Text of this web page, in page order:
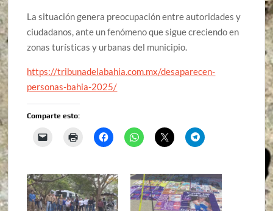
La situación genera preocupación entre autoridades y
ciudadanos, ante un fenómeno que sigue creciendo en
zonas turísticas y urbanas del municipio.
https://tribunadelabahia.com.mx/desaparecen-
personas-bahia-2025/
Comparte esto: